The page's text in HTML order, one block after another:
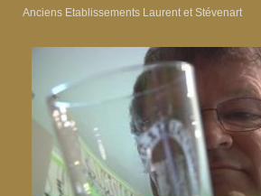
Anciens Etablissements Laurent et Stévenart